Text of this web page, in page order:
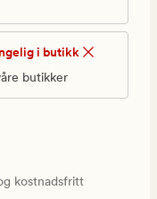
i butikk
butikker
kostnadsfritt